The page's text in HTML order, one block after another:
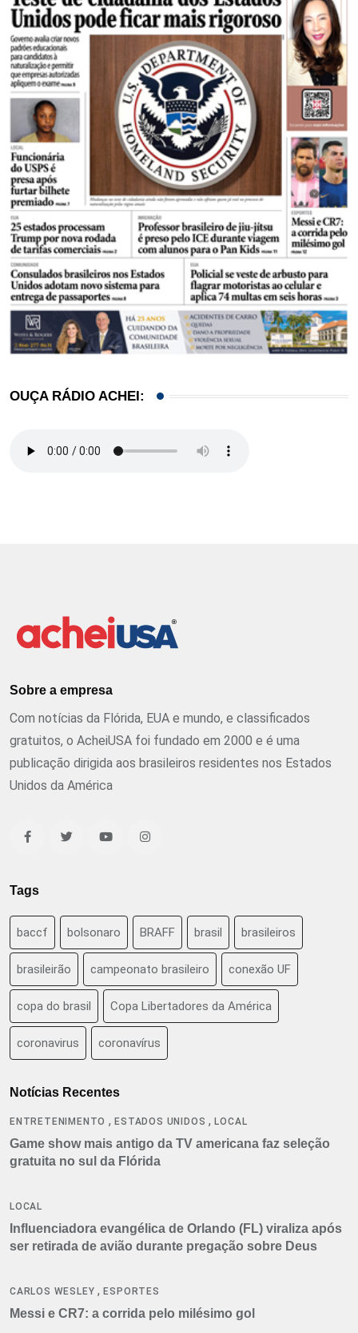
OUÇA RÁDIO ACHEI:
Sobre a empresa
Com notícias da Flórida, EUA e mundo, e classificados
gratuitos, o AcheiUSA foi fundado em 2000 e é uma
publicação dirigida aos brasileiros residentes nos Estados
Unidos da América
Tags
baccf bolsonaro BRAFF brasil brasileiros
brasileirão campeonato brasileiro conexão UF
copa do brasil Copa Libertadores da América
coronavirus coronavírus
Notícias Recentes
ENTRETENIMENTO ,ESTADOS UNIDOS ,LOCAL
Game show mais antigo da TV americana faz seleção
gratuita no sul da Flórida
LOCAL
Influenciadora evangélica de Orlando (FL) viraliza após
ser retirada de avião durante pregação sobre Deus
CARLOS WESLEY ,ESPORTES
Messi e CR7: a corrida pelo milésimo gol